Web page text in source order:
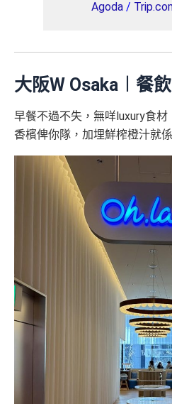
Agoda/
大阪W Osaka︱餐飲
早餐不過不失，無咩luxury食
香檳俾你隊，加埋鮮榨橙汁就